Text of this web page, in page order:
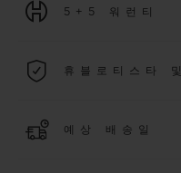
5+5 워런티
용됩니다.휴블로티스타
에 대해5 년 추가 워런티 혜택
예상 배송일